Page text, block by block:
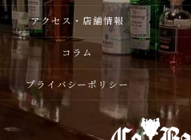
アクセス・店舗情報
コラム
プライバシーポリシー